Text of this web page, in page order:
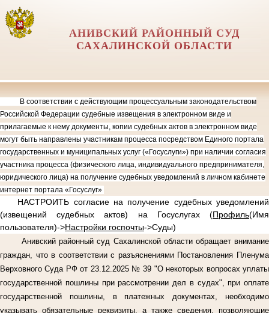
АНИВСКИЙ РАЙОННЫЙ СУД
САХАЛИНСКОЙ ОБЛАСТИ
В соответствии с действующим процессуальным законодательством
Российской Федерации судебные извещения в электронном виде и
прилагаемые к нему документы, копии судебных актов в электронном виде
могут быть направлены участникам процесса посредством Единого портала
государственных и муниципальных услуг («Госуслуги») при наличии согласия
участника процесса (физического лица, индивидуального предпринимателя,
юридического лица) на получение судебных уведомлений в личном кабинете
интернет портала «Госуслуг»
НАСТРОИТЬ согласие на получение судебных уведомлений
(извещений судебных актов) на Госуслугах (Профиль(Имя
пользователя)->Настройки госпочты->Суды)
Анивский районный суд Сахалинской области обращает внимание
граждан, что в соответствии с разъяснениями Постановления Пленума
Верховного Суда РФ от 23.12.2025 № 39 "О некоторых вопросах уплаты
государственной пошлины при рассмотрении дел в судах", при оплате
государственной пошлины, в платежных документах, необходимо
указывать обязательные реквизиты, а также сведения, позволяющие